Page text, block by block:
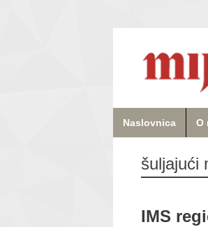
Naslovnica O
šuljajući
IMS